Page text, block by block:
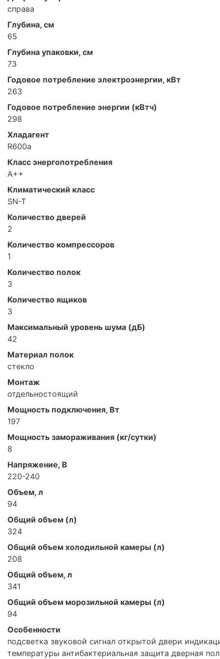
справа
Глубина, см
65
Глубина упаковки, см
73
Годовое потребление электроэнергии, кВт
263
Годовое потребление энергии (кВтч)
298
Хладагент
R600a
Класс энергопотребления
A++
Климатический класс
SN-T
Количество дверей
2
Количество компрессоров
1
Количество полок
3
Количество ящиков
3
Максимальный уровень шума (дБ)
42
Материал полок
стекло
Монтаж
отдельностоящий
Мощность подключения, Вт
197
Мощность замораживания (кг/сутки)
8
Напряжение, В
220-240
Объем, л
94
Общий объем (л)
324
Общий объем холодильной камеры (л)
208
Общий объем, л
341
Общий объем морозильной камеры (л)
94
Особенности
подсветка звуковой сигнал открытой двери
температуры антибактериальная защита дверная